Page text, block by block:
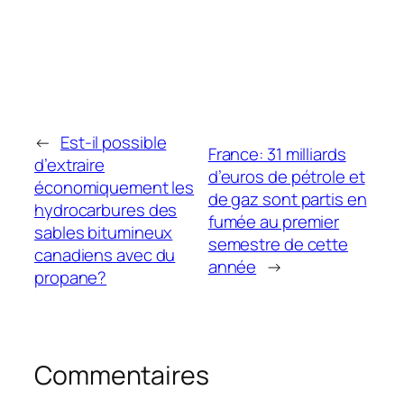
← Est-il possible
d’extraire
économiquement les
hydrocarbures des
sables bitumineux
canadiens avec du
propane?
France: 31 milliards
d’euros de pétrole et
de gaz sont partis en
fumée au premier
semestre de cette
année →
Commentaires